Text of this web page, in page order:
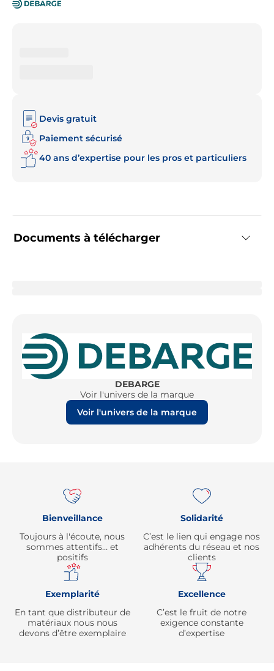
Documents à télécharger
Devis gratuit
Paiement sécurisé
40 ans d’expertise pour les pros et particuliers
DEBARGE
Voir l'univers de la marque
Voir l'univers de la marque
Bienveillance
Toujours à l'écoute, nous
sommes attentifs… et
positifs
Solidarité
C’est le lien qui engage nos
adhérents du réseau et nos
clients
Exemplarité
En tant que distributeur de
matériaux nous nous
devons d’être exemplaire
Excellence
C’est le fruit de notre
exigence constante
d’expertise